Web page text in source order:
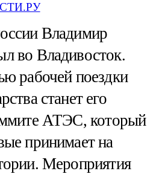
Владимир
во Владивосток.
рабочей поездки
станет его
АТЭС, который
принимает на
Мероприятия